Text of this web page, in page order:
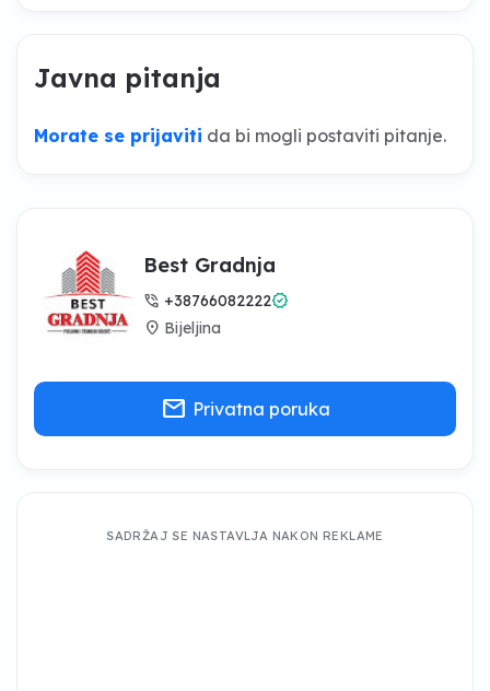
Javna pitanja
Morate se prijaviti da bi mogli postaviti pitanje.
Best Gradnja
phone_in_talk +38766082222verified
location_on Bijeljina
mail Privatna poruka
SADRŽAJ SE NASTAVLJA NAKON REKLAME